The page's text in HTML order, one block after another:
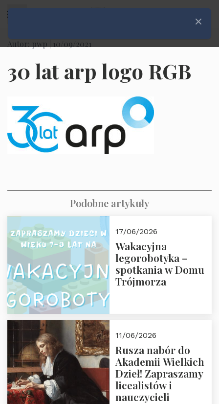
Autor: pwp | 10/09/2021
30 lat arp logo RGB
Podobne artykuły
17/06/2026
Wakacyjna
legorobotyka –
spotkania w Domu
Trójmorza
11/06/2026
Rusza nabór do
Akademii Wielkich
Dzieł! Zapraszamy
licealistów i
nauczycieli
Zamknij